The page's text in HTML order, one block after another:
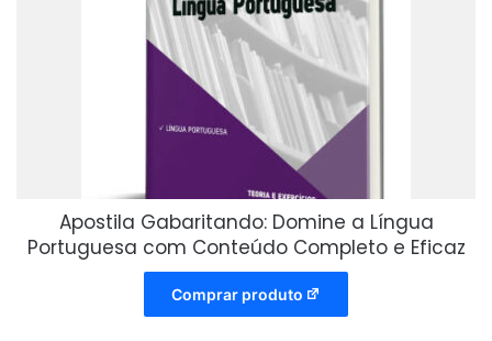
Apostila Gabaritando: Domine a Língua
Portuguesa com Conteúdo Completo e Eficaz
Comprar produto